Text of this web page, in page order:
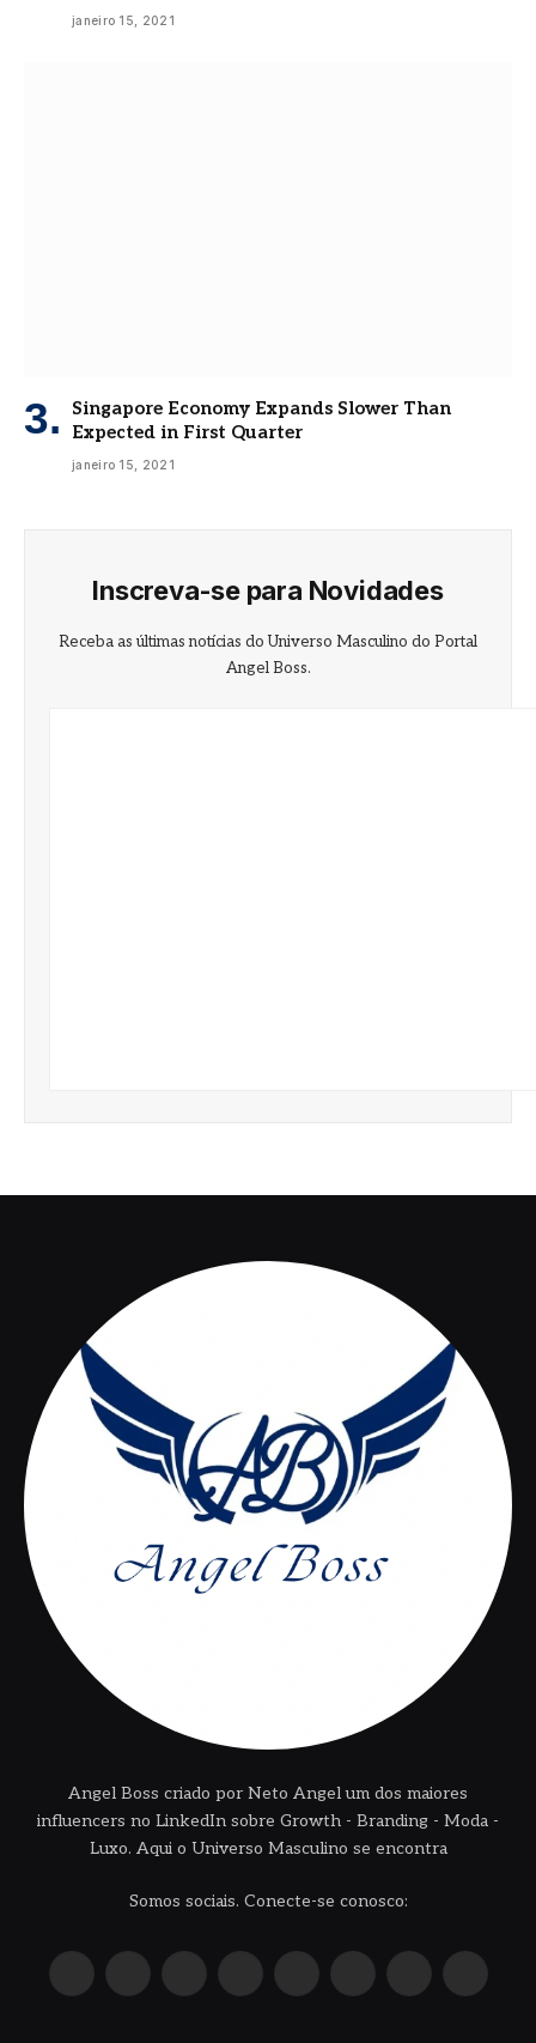
janeiro 15, 2021
Singapore Economy Expands Slower Than
Expected in First Quarter
janeiro 15, 2021
Inscreva-se para Novidades
Receba as últimas notícias do Universo Masculino do Portal
Angel Boss.
Angel Boss criado por Neto Angel um dos maiores
influencers no LinkedIn sobre Growth - Branding - Moda -
Luxo. Aqui o Universo Masculino se encontra
Somos sociais. Conecte-se conosco:
InstagramPinterestYouTube LinkedIn WhatsAppReddit TikTok